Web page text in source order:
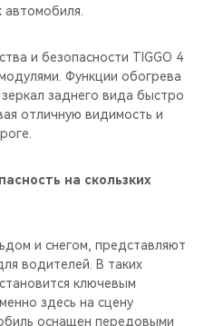
и безопасности TIGGO 4
Функции обогрева
заднего вида быстро
отличную видимость и
на скользких
и снегом, представляют
водителей. В таких
ключевым
здесь на сцену
оснащен передовыми